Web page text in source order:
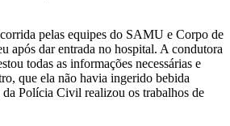
pelas equipes do SAMU e Corpo de
após dar entrada no hospital. A condutora
todas as informações necessárias e
que ela não havia ingerido bebida
Polícia Civil realizou os trabalhos de